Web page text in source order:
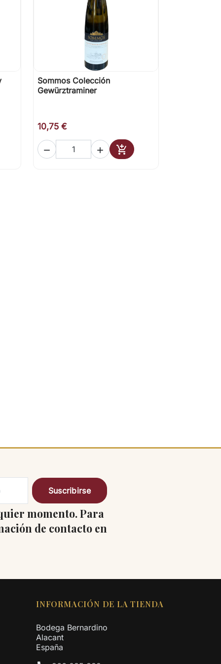
al carrito
 Vista rápida
Sommos Colección
Gewürztraminer
10,75 €
  
Añadir al carrito
momento. Para
de contacto en
INFORMACIÓN DE LA TIENDA
Bodega Bernardino
Alacant
España